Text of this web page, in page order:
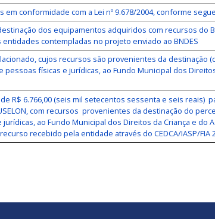
conformidade com a Lei nº 9.678/2004, conforme segue
dos equipamentos adquiridos com recursos do
contempladas no projeto enviado ao BNDES
cujos recursos são provenientes da destinação
físicas e jurídicas, ao Fundo Municipal dos
R$ 6.766,00 (seis mil setecentos sessenta e seis reais)
com recursos provenientes da destinação do
ao Fundo Municipal dos Direitos da Criança e do
recebido pela entidade através do CEDCA/IASP/FIA